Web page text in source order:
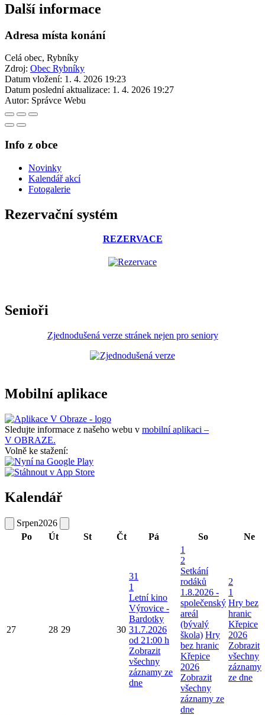
Další informace
Adresa místa konání
Celá obec, Rybníky
Zdroj: Obec Rybníky
Datum vložení: 1. 4. 2026 19:23
Datum poslední aktualizace: 1. 4. 2026 19:27
Autor: Správce Webu
Info z obce
Novinky
Kalendář akcí
Fotogalerie
Rezervační systém
REZERVACE
Senioři
Zjednodušená verze stránek nejen pro seniory
Mobilní aplikace
Sledujte informace z našeho webu v mobilní aplikaci –
V OBRAZE.
Volně ke stažení:
Kalendář
Srpen2026
Po
Út St Čt Pá So Ne
27 28 29 30
31
1
Letní kino
Výrovice -
Bardotky
31.7.2026
od 21:00 h
Zobrazit
všechny
záznamy ze
dne
1
2
Setkání
rodáků
1.8.2026 -
společenský
areál
(bývalý
škola) Hry
bez hranic
Křepice
2026
Zobrazit
všechny
záznamy ze
dne
2
1
Hry bez
hranic
Křepice
2026
Zobrazit
všechny
záznamy
ze dne